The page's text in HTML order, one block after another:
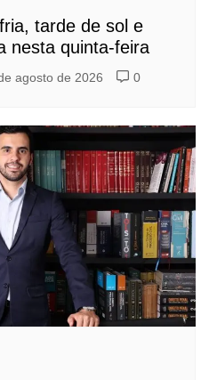
tarde de sol e
nesta quinta-feira
agosto de 2026 0